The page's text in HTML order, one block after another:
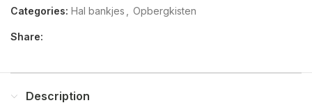
Categories: Hal bankjes Opbergkisten
Share:
Description